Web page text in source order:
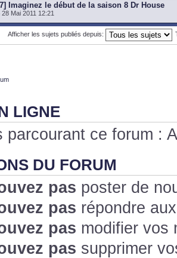
Imaginez le début de la saison 8 Dr House
Mai 2011 12:21
Afficher les sujets publiés depuis:
LIGNE
parcourant ce forum :
DU FORUM
pas poster de
pas répondre
pas modifier vos
pas supprimer